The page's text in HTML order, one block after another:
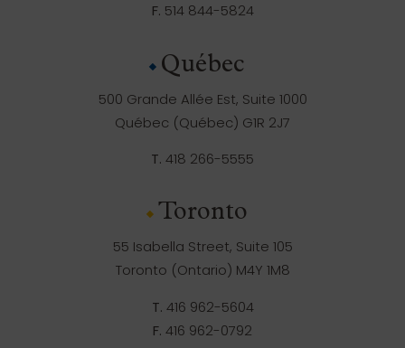
F. 514 844-5824
Québec
500 Grande Allée Est, Suite 1000
Québec (Québec) G1R 2J7
T. 418 266-5555
Toronto
55 Isabella Street, Suite 105
Toronto (Ontario) M4Y 1M8
T. 416 962-5604
F. 416 962-0792